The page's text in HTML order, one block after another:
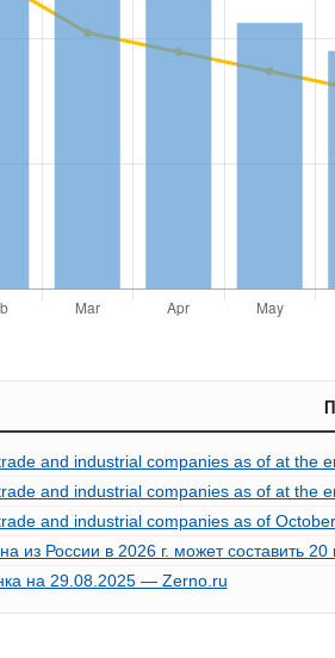
and industrial companies as of at the
and industrial companies as of at the
and industrial companies as of
из России в 2026 г. может составить
на 29.08.2025 — Zerno.ru